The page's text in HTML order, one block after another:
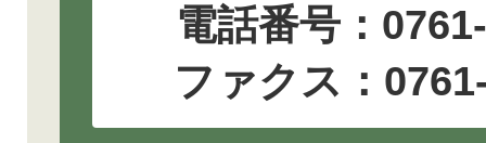
電話番号：
ファクス：